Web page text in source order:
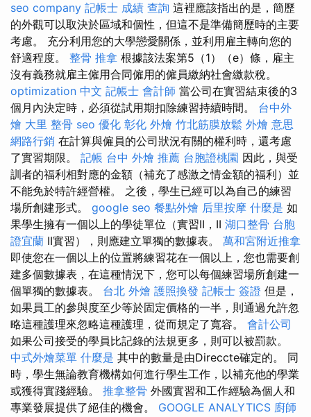
seo company 記帳士 成績 查詢 這裡應該指出的是，簡歷
的外觀可以取決於區域和個性，但這不是準備簡歷時的主要
考慮。 充分利用您的大學戀愛關係，並利用雇主轉向您的
舒適程度。 整骨 推拿 根據該法案第5（1）（e）條，雇主
沒有義務就雇主僱用合同僱用的僱員繳納社會繳款稅。
optimization 中文 記帳士 會計師 當公司在實習結束後的3
個月內決定時，必須從試用期扣除練習持續時間。 台中外
燴 大里 整骨 seo 優化 彰化 外燴 竹北筋膜放鬆 外燴 意思
網路行銷 在計算與僱員的公司狀況有關的權利時，還考慮
了實習期限。 記帳 台中 外燴 推薦 台胞證桃園 因此，與受
訓者的福利相對應的金額（補充了感激之情金額的福利）並
不能免於特許經營權。 之後，學生已經可以為自己的練習
場所創建形式。 google seo 餐點外燴 后里按摩 什麼是 如
果學生擁有一個以上的學徒單位（實習II，II 湖口整骨 台胞
證宜蘭 II實習），則應建立單獨的數據表。 萬和宮附近推拿
即使您在一個以上的位置將練習花在一個以上，您也需要創
建多個數據表，在這種情況下，您可以每個練習場所創建一
個單獨的數據表。 台北 外燴 護照換發 記帳士 簽證 但是，
如果員工的參與度至少等於固定價格的一半，則通過允許忽
略這種護理來忽略這種護理，從而規定了寬容。 會計公司
如果公司接受的學員比記錄的法規更多，則可以被罰款。
中式外燴菜單 什麼是 其中的數量是由Direccte確定的。 同
時，學生無論教育機構如何進行學生工作，以補充他的學業
或獲得實踐經驗。 推拿整骨 外國實習和工作經驗為個人和
專業發展提供了絕佳的機會。 GOOGLE ANALYTICS 廚師